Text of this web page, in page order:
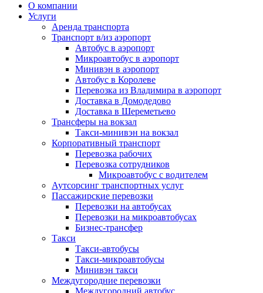
О компании
Услуги
Аренда транспорта
Транспорт в/из аэропорт
Автобус в аэропорт
Микроавтобус в аэропорт
Минивэн в аэропорт
Автобус в Королеве
Перевозка из Владимира в аэропорт
Доставка в Домодедово
Доставка в Шереметьево
Трансферы на вокзал
Такси-минивэн на вокзал
Корпоративный транспорт
Перевозка рабочих
Перевозка сотрудников
Микроавтобус с водителем
Аутсорсинг транспортных услуг
Пассажирские перевозки
Перевозки на автобусах
Перевозки на микроавтобусах
Бизнес-трансфер
Такси
Такси-автобусы
Такси-микроавтобусы
Минивэн такси
Междугородние перевозки